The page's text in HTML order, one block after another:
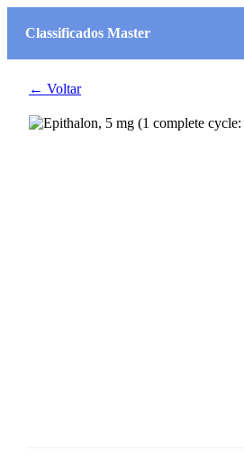
Classificados Master
← Voltar